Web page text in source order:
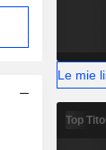
Le mie
Top